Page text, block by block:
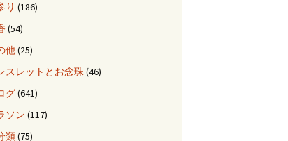
り (186)
(54)
他(25)
スレットとお念珠(46)
グ(641)
ソン (117)
類(75)